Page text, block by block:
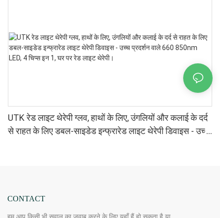
UTK रेड लाइट थेरेपी ग्लव, हाथों के लिए, उंगलियों और कलाई के दर्द
से राहत के लिए डबल-साइडेड इन्फ्रारेड लाइट थेरेपी डिवाइस - उच्च
CONTACT